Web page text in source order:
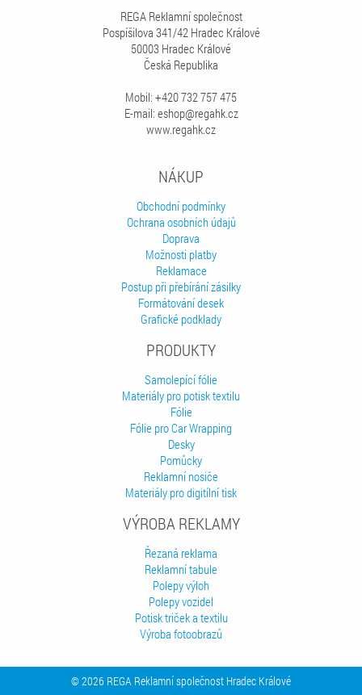
REGA Reklamní společnost
Pospíšilova 341/42 Hradec Králové
50003 Hradec Králové
Česká Republika
Mobil: +420 732 757 475
E-mail: eshop@regahk.cz
www.regahk.cz
NÁKUP
Obchodní podmínky
Ochrana osobních údajů
Doprava
Možnosti platby
Reklamace
Postup při přebírání zásilky
Formátování desek
Grafické podklady
PRODUKTY
Samolepící fólie
Materiály pro potisk textilu
Fólie
Fólie pro Car Wrapping
Desky
Pomůcky
Reklamní nosiče
Materiály pro digitílní tisk
VÝROBA REKLAMY
Řezaná reklama
Reklamní tabule
Polepy výloh
Polepy vozidel
Potisk triček a textilu
Výroba fotoobrazů
© 2026 REGA Reklamní společnost Hradec Králové